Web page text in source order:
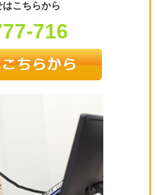
こちらから
716